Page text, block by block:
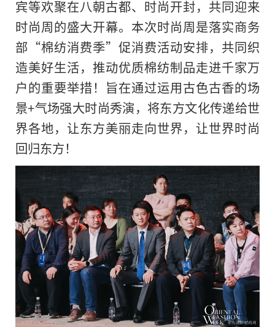
宾等欢聚在八朝古都、时尚开封，共同迎来
时尚周的盛大开幕。本次时尚周是落实商务
部“棉纺消费季”促消费活动安排，共同织
造美好生活，推动优质棉纺制品走进千家万
户的重要举措！旨在通过运用古色古香的场
景+气场强大时尚秀演，将东方文化传递给世
界各地，让东方美丽走向世界，让世界时尚
回归东方！